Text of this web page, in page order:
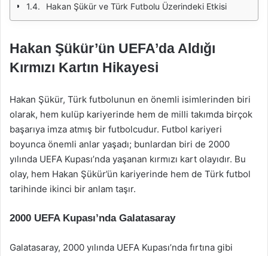
Hakan Şükür ve Türk Futbolu Üzerindeki Etkisi
Hakan Şükür’ün UEFA’da Aldığı
Kırmızı Kartın Hikayesi
Hakan Şükür, Türk futbolunun en önemli isimlerinden biri
olarak, hem kulüp kariyerinde hem de milli takımda birçok
başarıya imza atmış bir futbolcudur. Futbol kariyeri
boyunca önemli anlar yaşadı; bunlardan biri de 2000
yılında UEFA Kupası’nda yaşanan kırmızı kart olayıdır. Bu
olay, hem Hakan Şükür’ün kariyerinde hem de Türk futbol
tarihinde ikinci bir anlam taşır.
2000 UEFA Kupası’nda Galatasaray
Galatasaray, 2000 yılında UEFA Kupası’nda fırtına gibi